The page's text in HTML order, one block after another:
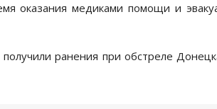
оказания медиками помощи и
ранения при обстреле